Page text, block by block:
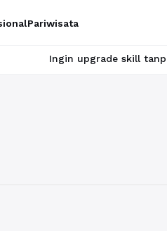
Pariwisata
Ingin upgrade skill tanpa ribet?